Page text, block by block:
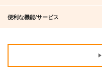
便利な機能/サービス